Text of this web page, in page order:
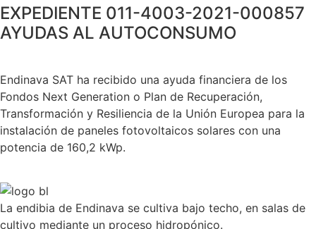
EXPEDIENTE 011-4003-2021-000857
AYUDAS AL AUTOCONSUMO
Endinava SAT ha recibido una ayuda financiera de los
Fondos Next Generation o Plan de Recuperación,
Transformación y Resiliencia de la Unión Europea para la
instalación de paneles fotovoltaicos solares con una
potencia de 160,2 kWp.
La endibia de Endinava se cultiva bajo techo, en salas de
cultivo mediante un proceso hidropónico.